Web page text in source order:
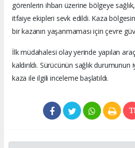
görenlerin ihbarı üzerine bölgeye
itfaiye ekipleri sevk edildi. Kaza
bir kazanın yaşanmaması için çevre
İlk müdahalesi olay yerinde yapılan
kaldırıldı. Sürücünün sağlık
kaza ile ilgili inceleme başlatıldı.